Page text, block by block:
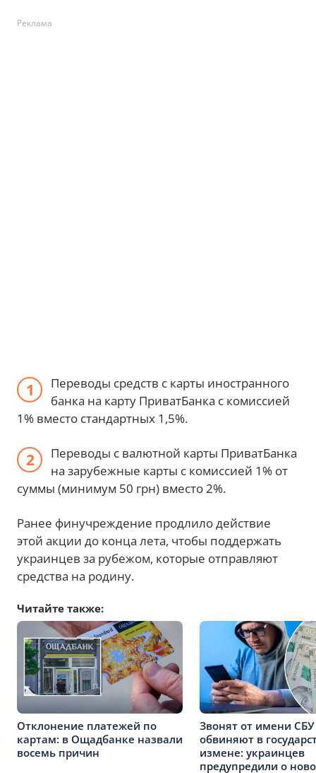
Реклама
Переводы средств с карты иностранного
банка на карту ПриватБанка с комиссией
1% вместо стандартных 1,5%.
Переводы с валютной карты ПриватБанка
на зарубежные карты с комиссией 1% от
суммы (минимум 50 грн) вместо 2%.
Ранее финучреждение продлило действие
этой акции до конца лета, чтобы поддержать
украинцев за рубежом, которые отправляют
средства на родину.
Читайте также:
Отклонение платежей по
картам: в Ощадбанке назвали
восемь причин
Звонят от имени
обвиняют в
измене: украинцев
предупредили о